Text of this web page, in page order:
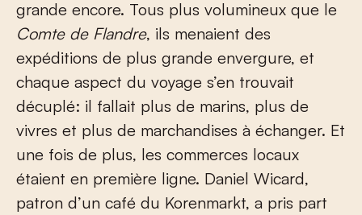
grande encore. Tous plus volumineux que le
Comte de Flandre, ils menaient des
expéditions de plus grande envergure, et
chaque aspect du voyage s’en trouvait
décuplé: il fallait plus de marins, plus de
vivres et plus de marchandises à échanger. Et
une fois de plus, les commerces locaux
étaient en première ligne. Daniel Wicard,
patron d’un café du Korenmarkt, a pris part